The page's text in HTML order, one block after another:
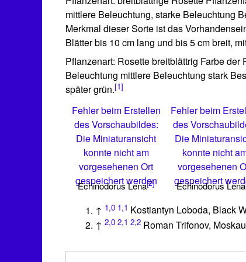
mittlere Beleuchtung, starke Beleuchtung
Merkmal dieser Sorte ist das
Blätter bis 10 cm lang und bis 5 cm breit,
Pflanzenart: Rosette breitblättrig Farbe
Beleuchtung mittlere Beleuchtung stark
später grün.[1]
Fehler beim Erstellen
des Vorschaubildes:
Die Miniaturansicht
konnte nicht am
vorgesehenen Ort
gespeichert werden
Echinodorus Lena[2]
Fehler beim
des
Die
konnte nicht
vorgesehenen
gespeichert
Echinodorus Lena
↑ 1,0 1,1 Kostiantyn Loboda, Black
↑2,0 2,1 2,2 Roman Trifonov,